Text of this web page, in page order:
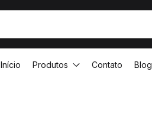
Início Produtos Contato Blog